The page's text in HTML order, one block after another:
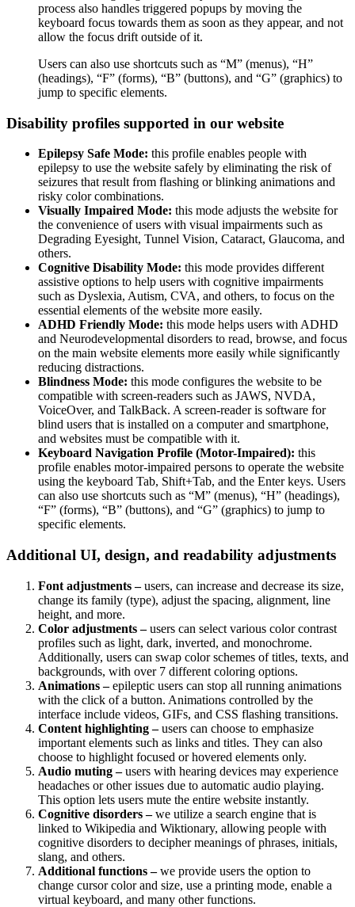
process also handles triggered popups by moving the
keyboard focus towards them as soon as they appear, and not
allow the focus drift outside of it.
Users can also use shortcuts such as “M” (menus), “H”
(headings), “F” (forms), “B” (buttons), and “G” (graphics) to
jump to specific elements.
Disability profiles supported in our website
Epilepsy Safe Mode: this profile enables people with
epilepsy to use the website safely by eliminating the risk of
seizures that result from flashing or blinking animations and
risky color combinations.
Visually Impaired Mode: this mode adjusts the website for
the convenience of users with visual impairments such as
Degrading Eyesight, Tunnel Vision, Cataract, Glaucoma, and
others.
Cognitive Disability Mode: this mode provides different
assistive options to help users with cognitive impairments
such as Dyslexia, Autism, CVA, and others, to focus on the
essential elements of the website more easily.
ADHD Friendly Mode: this mode helps users with ADHD
and Neurodevelopmental disorders to read, browse, and focus
on the main website elements more easily while significantly
reducing distractions.
Blindness Mode: this mode configures the website to be
compatible with screen-readers such as JAWS, NVDA,
VoiceOver, and TalkBack. A screen-reader is software for
blind users that is installed on a computer and smartphone,
and websites must be compatible with it.
Keyboard Navigation Profile (Motor-Impaired): this
profile enables motor-impaired persons to operate the website
using the keyboard Tab, Shift+Tab, and the Enter keys. Users
can also use shortcuts such as “M” (menus), “H” (headings),
“F” (forms), “B” (buttons), and “G” (graphics) to jump to
specific elements.
Additional UI, design, and readability adjustments
Font adjustments –users, can increase and decrease its size,
change its family (type), adjust the spacing, alignment, line
height, and more.
Color adjustments –users can select various color contrast
profiles such as light, dark, inverted, and monochrome.
Additionally, users can swap color schemes of titles, texts, and
backgrounds, with over 7 different coloring options.
Animations –epileptic users can stop all running animations
with the click of a button. Animations controlled by the
interface include videos, GIFs, and CSS flashing transitions.
Content highlighting –users can choose to emphasize
important elements such as links and titles. They can also
choose to highlight focused or hovered elements only.
Audio muting –users with hearing devices may experience
headaches or other issues due to automatic audio playing.
This option lets users mute the entire website instantly.
Cognitive disorders –we utilize a search engine that is
linked to Wikipedia and Wiktionary, allowing people with
cognitive disorders to decipher meanings of phrases, initials,
slang, and others.
Additional functions –we provide users the option to
change cursor color and size, use a printing mode, enable a
virtual keyboard, and many other functions.